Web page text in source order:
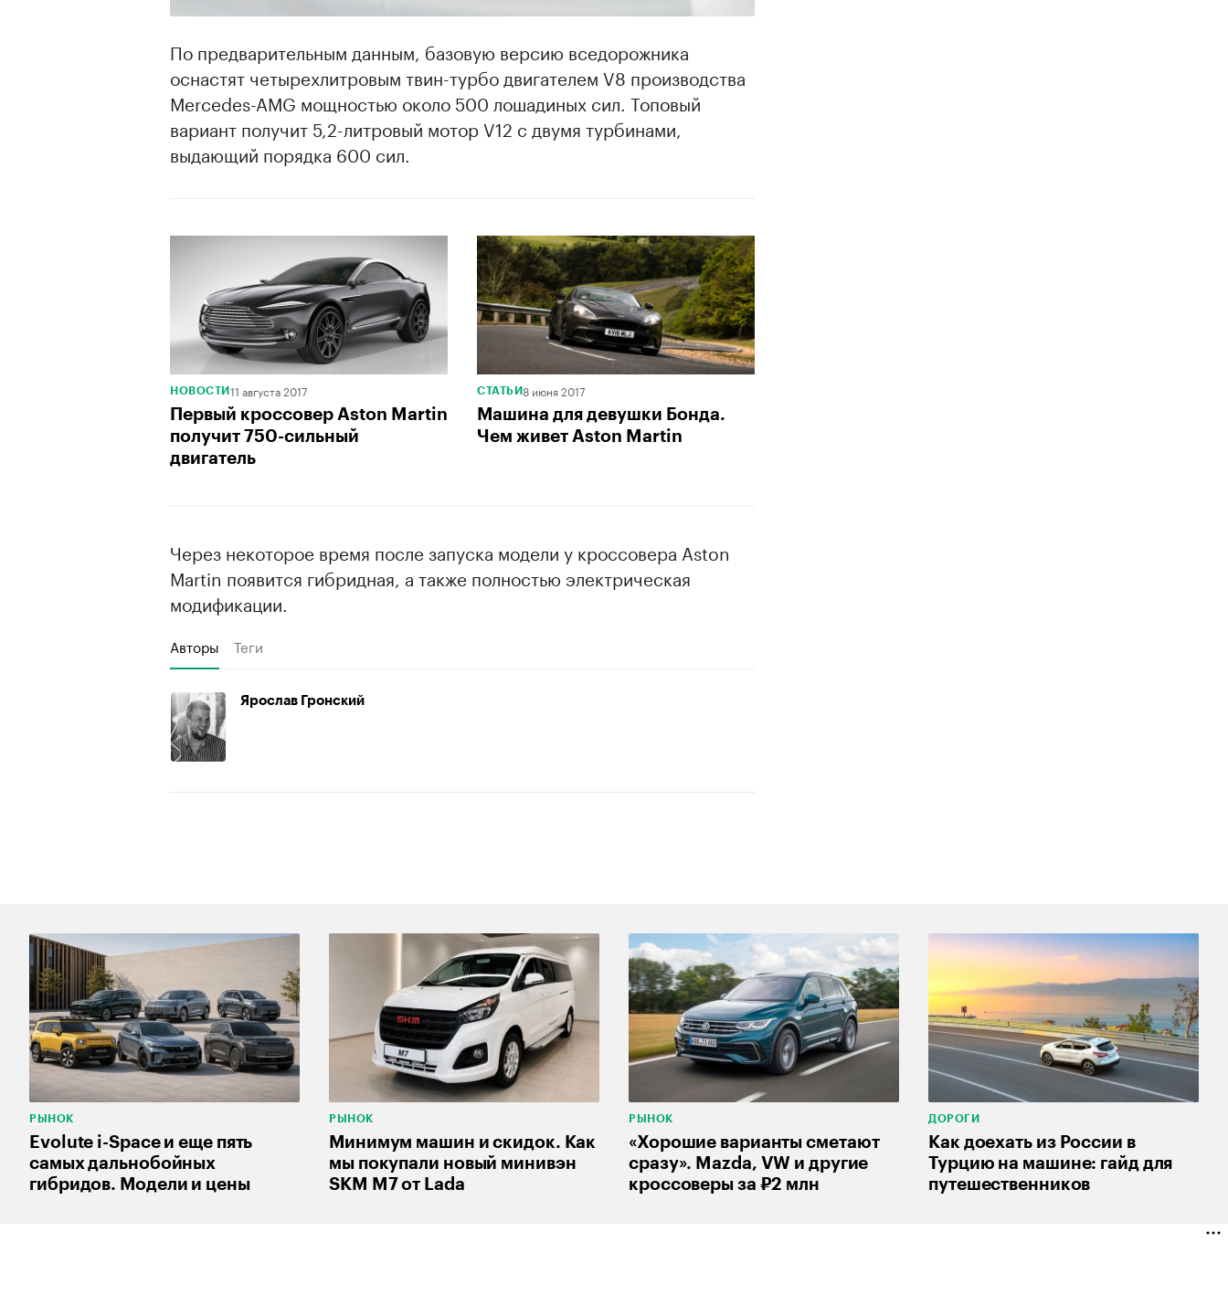
По предварительным данным, базовую версию вседорожника
оснастят четырехлитровым твин-турбо двигателем V8 производства
Mercedes-AMG мощностью около 500 лошадиных сил. Топовый
вариант получит 5,2-литровый мотор V12 с двумя турбинами,
выдающий порядка 600 сил.
НОВОСТИ 11 августа 2017
Первый кроссовер Aston Martin
получит 750-сильный
двигатель
СТАТЬИ8 июня 2017
Машина для девушки Бонда.
Чем живет Aston Martin
Через некоторое время после запуска модели у кроссовера Aston
Martin появится гибридная, а также полностью электрическая
модификации.
Авторы Теги
Ярослав Гронский
РЫНОК
Evolute i-Space и еще пять
самых дальнобойных
гибридов. Модели и цены
РЫНОК
Минимум машин и скидок. Как
мы покупали новый минивэн
SKM M7 от Lada
РЫНОК
«Хорошие варианты сметают
сразу». Mazda, VW и другие
кроссоверы за ₽2 млн
ДОРОГИ
Как доехать из России в
Турцию на машине: гайд для
путешественников